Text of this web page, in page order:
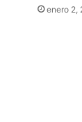
enero 2,